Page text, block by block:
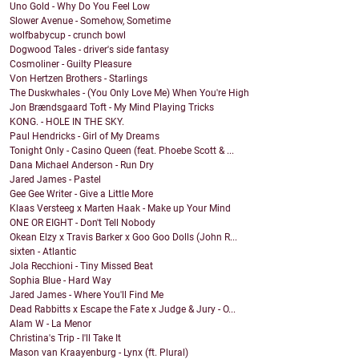
Uno Gold - Why Do You Feel Low
Slower Avenue - Somehow, Sometime
wolfbabycup - crunch bowl
Dogwood Tales - driver's side fantasy
Cosmoliner - Guilty Pleasure
Von Hertzen Brothers - Starlings
The Duskwhales - (You Only Love Me) When You're High
Jon Brændsgaard Toft - My Mind Playing Tricks
KONG. - HOLE IN THE SKY.
Paul Hendricks - Girl of My Dreams
Tonight Only - Casino Queen (feat. Phoebe Scott & ...
Dana Michael Anderson - Run Dry
Jared James - Pastel
Gee Gee Writer - Give a Little More
Klaas Versteeg x Marten Haak - Make up Your Mind
ONE OR EIGHT - Don't Tell Nobody
Okean Elzy x Travis Barker x Goo Goo Dolls (John R...
sixten - Atlantic
Jola Recchioni - Tiny Missed Beat
Sophia Blue - Hard Way
Jared James - Where You'll Find Me
Dead Rabbitts x Escape the Fate x Judge & Jury - O...
Alam W - La Menor
Christina's Trip - I'll Take It
Mason van Kraayenburg - Lynx (ft. Plural)